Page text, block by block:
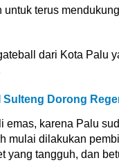
terus
dari Kota Palu
Sulteng Dorong
emas, karena Palu
mulai dilakukan
yang tangguh, dan